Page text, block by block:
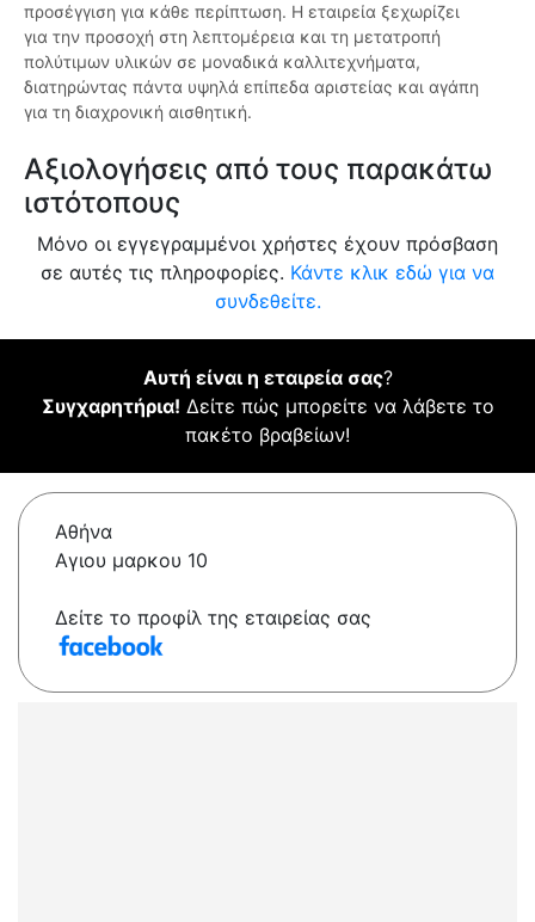
προσέγγιση για κάθε περίπτωση. Η εταιρεία ξεχωρίζει
για την προσοχή στη λεπτομέρεια και τη μετατροπή
πολύτιμων υλικών σε μοναδικά καλλιτεχνήματα,
διατηρώντας πάντα υψηλά επίπεδα αριστείας και αγάπη
για τη διαχρονική αισθητική.
Αξιολογήσεις από τους παρακάτω
ιστότοπους
Μόνο οι εγγεγραμμένοι χρήστες έχουν πρόσβαση
σε αυτές τις πληροφορίες. Κάντε κλικ εδώ για να
συνδεθείτε.
Αυτή είναι η εταιρεία σας?
Συγχαρητήρια! Δείτε πώς μπορείτε να λάβετε το
πακέτο βραβείων!
Αθήνα
Αγιου μαρκου 10
Δείτε το προφίλ της εταιρείας σας